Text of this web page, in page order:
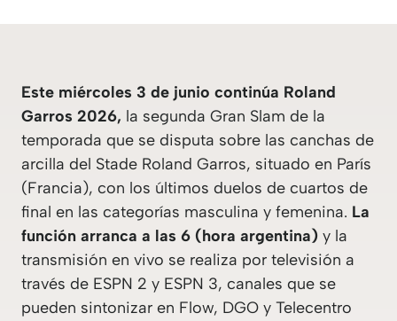
Este miércoles 3 de junio continúa Roland
Garros 2026, la segunda Gran Slam de la
temporada que se disputa sobre las canchas de
arcilla del Stade Roland Garros, situado en París
(Francia), con los últimos duelos de cuartos de
final en las categorías masculina y femenina. La
función arranca a las 6 (hora argentina) y la
transmisión en vivo se realiza por televisión a
través de ESPN 2 y ESPN 3, canales que se
pueden sintonizar en Flow, DGO y Telecentro